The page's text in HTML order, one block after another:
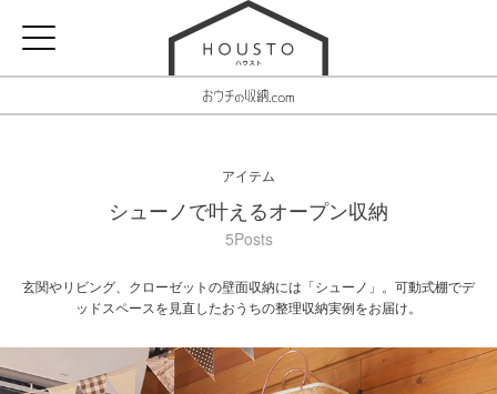
アイテム
シューノで叶えるオープン収納
5Posts
玄関やリビング、クローゼットの壁面収納には「シューノ」。可動式棚でデ
ッドスペースを見直したおうちの整理収納実例をお届け。